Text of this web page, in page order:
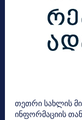
თეთრი სახლის
ინფორმაციის